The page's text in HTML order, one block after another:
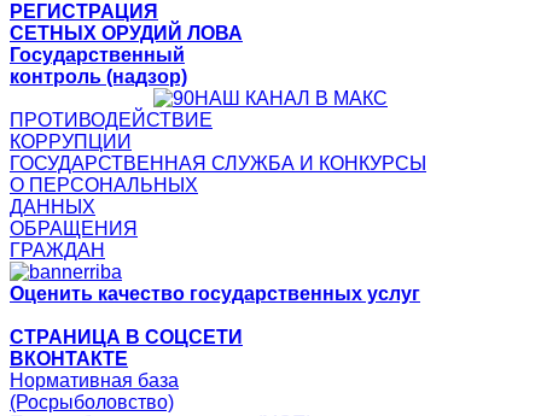
РЕГИСТРАЦИЯ
СЕТНЫХ ОРУДИЙ ЛОВА
Государственный
контроль (надзор)
НАШ КАНАЛ В МАКС
ПРОТИВОДЕЙСТВИЕ
КОРРУПЦИИ
ГОСУДАРСТВЕННАЯ СЛУЖБА И КОНКУРСЫ
О ПЕРСОНАЛЬНЫХ
ДАННЫХ
ОБРАЩЕНИЯ
ГРАЖДАН
Оценить качество государственных услуг
СТРАНИЦА В СОЦСЕТИ
ВКОНТАКТЕ
Нормативная база
(Росрыболовство)